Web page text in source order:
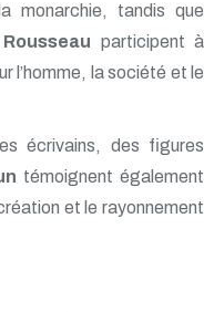
monarchie, tandis que
Rousseau participent à
l’homme, la société et le
écrivains, des figures
témoignent également
et le rayonnement